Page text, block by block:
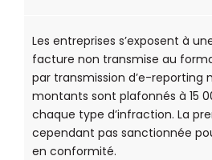
Les entreprises s’exposent à
facture non transmise au
par transmission d’e-reporting
montants sont plafonnés à 15
chaque type d’infraction. La
cependant pas sanctionnée
en conformité.